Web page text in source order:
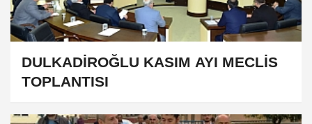
DULKADİROĞLU KASIM AYI MECLİS
TOPLANTISI